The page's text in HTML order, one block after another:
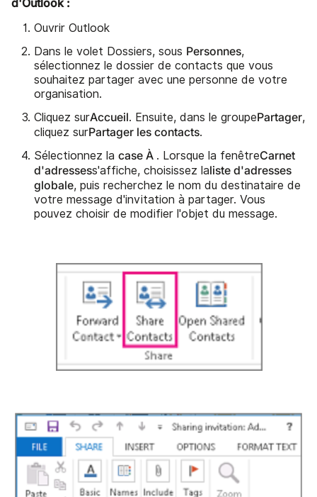
Ouvrir Outlook
Dans le volet Dossiers, sous Personnes,
sélectionnez le dossier de contacts que vous
souhaitez partager avec une personne de votre
organisation.
Cliquez surAccueil. Ensuite, dans le groupePartager,
cliquez surPartager les contacts.
Sélectionnez la case À . Lorsque la fenêtreCarnet
d'adressess'affiche, choisissez laliste d'adresses
globale, puis recherchez le nom du destinataire de
votre message d'invitation à partager. Vous
pouvez choisir de modifier l'objet du message.